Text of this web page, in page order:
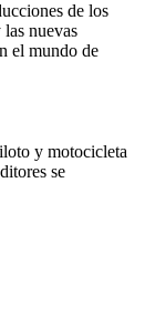
de los
nuevas
el mundo de
y motocicleta
se